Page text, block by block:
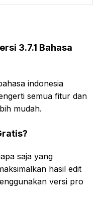
3.7.1 Bahasa
indonesia
semua fitur dan
mudah.
saja yang
hasil edit
versi pro